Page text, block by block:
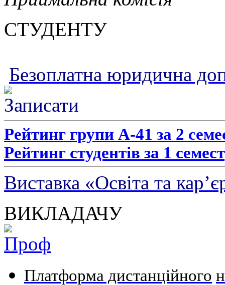
СТУДЕНТУ
Безоплатна юридична
Рейтинг групи А-41 за 2
Рейтинг студентів за 1
Виставка «Освіта та
ВИКЛАДАЧУ
Платформа дистанційного